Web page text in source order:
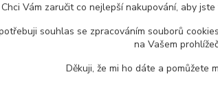
Chci Vám zaručit co nejlepší nakupování, aby
souhlas se zpracováním souborů
na Vašem
Děkuji, že mi ho dáte a pomůžete